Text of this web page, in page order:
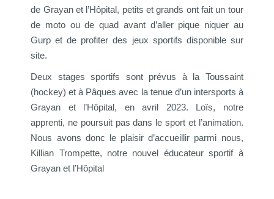
de Grayan et l’Hôpital, petits et grands ont fait un tour
de moto ou de quad avant d’aller pique niquer au
Gurp et de profiter des jeux sportifs disponible sur
site.
Deux stages sportifs sont prévus à la Toussaint
(hockey) et à Pâques avec la tenue d’un intersports à
Grayan et l’Hôpital, en avril 2023. Loïs, notre
apprenti, ne poursuit pas dans le sport et l’animation.
Nous avons donc le plaisir d’accueillir parmi nous,
Killian Trompette, notre nouvel éducateur sportif à
Grayan et l’Hôpital